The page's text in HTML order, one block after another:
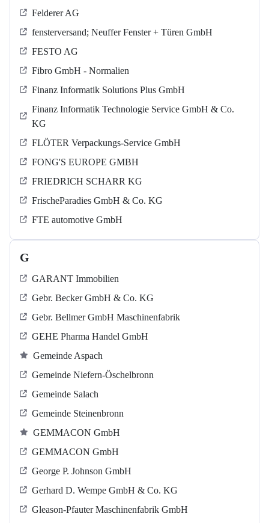
Felderer AG
fensterversand; Neuffer Fenster + Türen GmbH
FESTO AG
Fibro GmbH - Normalien
Finanz Informatik Solutions Plus GmbH
Finanz Informatik Technologie Service GmbH & Co.
KG
FLÖTER Verpackungs-Service GmbH
FONG'S EUROPE GMBH
FRIEDRICH SCHARR KG
FrischeParadies GmbH & Co. KG
FTE automotive GmbH
G
GARANT Immobilien
Gebr. Becker GmbH & Co. KG
Gebr. Bellmer GmbH Maschinenfabrik
GEHE Pharma Handel GmbH
Gemeinde Aspach
Gemeinde Niefern-Öschelbronn
Gemeinde Salach
Gemeinde Steinenbronn
GEMMACON GmbH
GEMMACON GmbH
George P. Johnson GmbH
Gerhard D. Wempe GmbH & Co. KG
Gleason-Pfauter Maschinenfabrik GmbH